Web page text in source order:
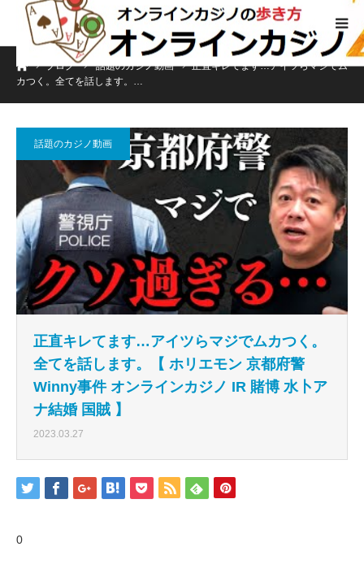
ホームブログ 話題のカジノ動画
正直キレてます…アイツらマジでム
カつく。全てを話します。…
話題のカジノ動画
正直キレてます…アイツらマジでムカつく。
全てを話します。【 ホリエモン 京都府警
Winny事件 オンラインカジノ IR 賭博 水卜ア
ナ結婚 国賊 】
2023.03.27
0